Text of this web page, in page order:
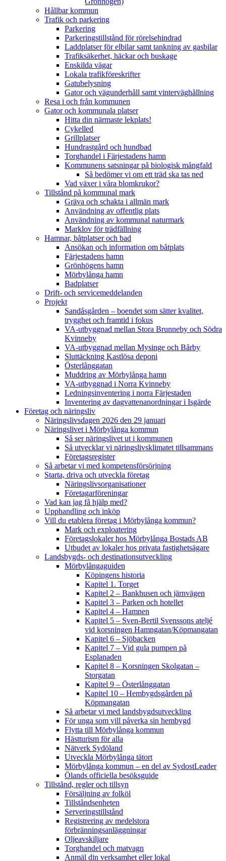
Hållbar kommun
Trafik och parkering
Parkering
Parkeringstillstånd för rörelsehindrad
Laddplatser för elbilar samt tankning av gasbilar
Trafiksäkerhet, häckar och buskage
Enskilda vägar
Lokala trafikföreskrifter
Gatubelysning
Gator och vägunderhåll samt vinterväghållning
Resa i och från kommunen
Gator och kommunala platser
Hitta din närmaste lekplats!
Cykelled
Grillplatser
Hundrastgård och hundbad
Torghandel i Färjestadens hamn
Kommunens satsningar på biologisk mångfald
Så bedömer vi om ett träd ska tas ned
Vad växer i våra blomkrukor?
Tillstånd på kommunal mark
Gräva och schakta i allmän mark
Användning av offentlig plats
Användning av kommunal naturmark
Marklov för trädfällning
Hamnar, båtplatser och bad
Ansökan och information om båtplats
Färjestadens hamn
Grönhögens hamn
Mörbylånga hamn
Badplatser
Drift- och servicemeddelanden
Projekt
Sandåsgården – boendet som sätter kvalitet,
trygghet och framtid i fokus
VA-utbyggnad mellan Stora Brunneby och Södra
Kvinneby
VA-utbyggnad mellan Mysinge och Bårby
Sluttäckning Kastlösa deponi
Österlånggatan
Muddring av Mörbylånga hamn
VA-utbyggnad i Norra Kvinneby
Ledningsinventering i norra Färjestaden
Inventering av dagvattenanordningar i Isgärde
Företag och näringsliv
Näringslivsdagen 2026 den 29 januari
Näringslivet i Mörbylånga kommun
Så ser näringslivet ut i kommunen
Så utvecklar vi näringslivsklimatet tillsammans
Företagsregister
Så arbetar vi med kompetensförsörjning
Starta, driva och utveckla företag
Näringslivsorganisationer
Företagarföreningar
Vad kan jag få hjälp med?
Upphandling och inköp
Vill du etablera företag i Mörbylånga kommun?
Mark och exploatering
Företagslokaler hos Mörbylånga Bostads AB
Utbudet av lokaler hos privata fastighetsägare
Landsbygds- och destinationsutveckling
Mörbylångaguiden
Köpingens historia
Kapitel 1. Torget
Kapitel 2 – Bankhusen och järnvägen
Kapitel 3 – Parken och hotellet
Kapitel 4 – Hamnen
Kapitel 5 – Sven-Bertil Svenssons ateljé
vid korsningen Hamngatan/Köpmangatan
Kapitel 6 – Sjöbacken
Kapitel 7 – Vid gula pumpen på
Esplanaden
Kapitel 8 – Korsningen Skolgatan –
Storgatan
Kapitel 9 – Österlånggatan
Kapitel 10 – Hembygdsgården på
Köpmangatan
Så arbetar vi med landsbygdsutveckling
För unga som vill påverka sin hembygd
Flytta till Mörbylånga kommun
Hästturism för alla
Nätverk Sydöland
Utveckla Mörbylånga tätort
Mörbylånga kommun – en del av SydostLeader
Ölands officiella besöksguide
Tillstånd, regler och tillsyn
Försäljning av folköl
Tillståndsenheten
Serveringstillstånd
Registrering av medelstora
förbränningsanläggningar
Oljeavskiljare
Torghandel och matvagn
Anmäl din verksamhet eller lokal